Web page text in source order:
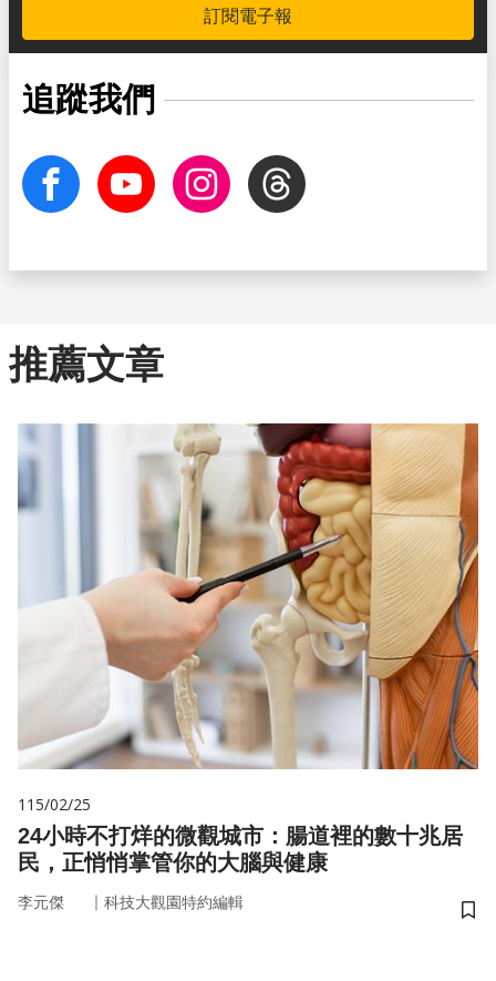
訂閱電子報
追蹤我們
facebook Youtube InstagramThreads
推薦文章
115/02/25
24小時不打烊的微觀城市：腸道裡的數十兆居
民，正悄悄掌管你的大腦與健康
李元傑 ｜ 科技大觀園特約編輯
儲